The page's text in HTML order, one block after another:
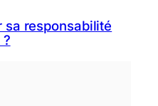
sa responsabilité